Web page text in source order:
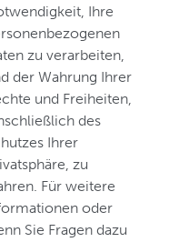
Ihre
zu verarbeiten,
der Wahrung Ihrer
und Freiheiten,
des
Ihrer
zu
Für weitere
oder
Sie Fragen dazu